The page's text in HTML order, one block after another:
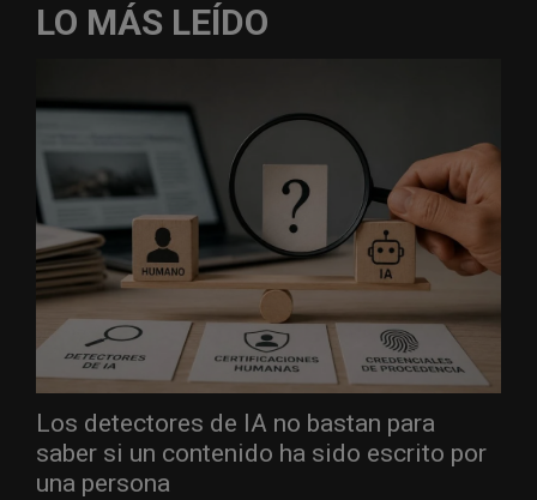
LO MÁS LEÍDO
Los detectores de IA no bastan para
saber si un contenido ha sido escrito por
una persona